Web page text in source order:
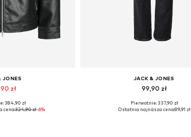
JONES
zł
S, M, L, XL, XXL
384,90 zł
cena:324,90 zł-6%
JACK & JONES
99,90 zł
Pierwotnie: 337,90 zł
Ostatnia najniższa cena:89,91 zł